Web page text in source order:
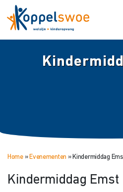
Home» Evenementen » Kindermiddag
Kindermiddag Emst